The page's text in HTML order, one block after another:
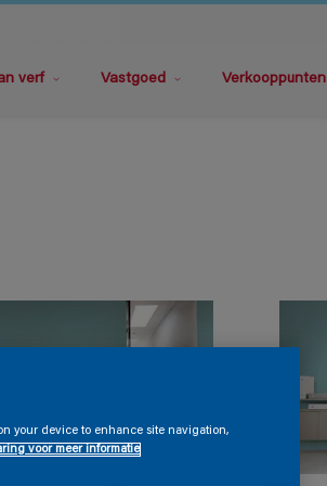
verf Vastgoed Verkooppunten
your device to enhance site navigation,
voor meer informatie